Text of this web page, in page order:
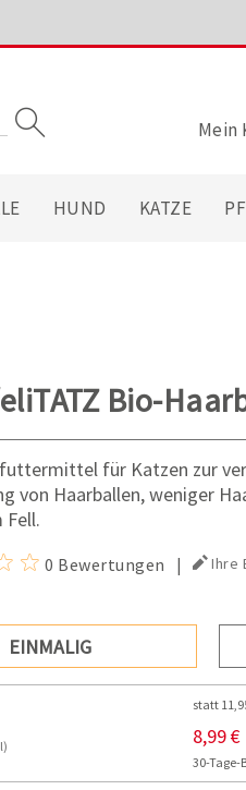
Mein
HUND KATZE
Bio-
für Katzen zur
von Haarballen, weniger
Fell.
0 Bewertungen | Ihre
EINMALIG
statt
8,99 €
30-Tage-